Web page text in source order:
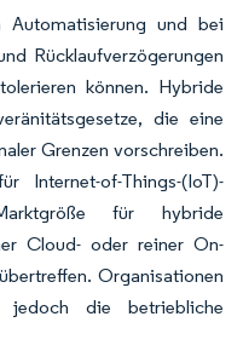
Automatisierung und bei
Rücklaufverzögerungen
können. Hybride
die eine
Grenzen vorschreiben.
of-Things-(IoT)-
für hybride
Cloud- oder reiner On-
Organisationen
jedoch die betriebliche